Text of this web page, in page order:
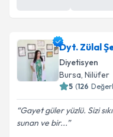
Dyt. Zülal
Diyetisyen
Bursa, Nilüfer
5 (126
Gayet güler yüzlü. Sizi
sunan ve bir...